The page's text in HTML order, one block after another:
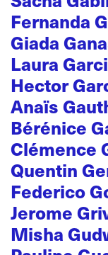
Fernanda
Giada
Laura
Hector
Anaïs
Bérénice
Clémence
Quentin
Federico
Jerome
Misha